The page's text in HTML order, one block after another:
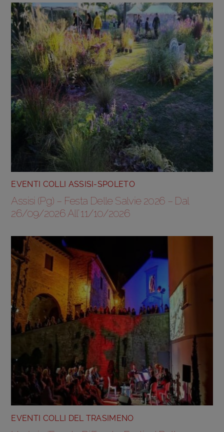
EVENTI COLLI ASSISI-SPOLETO
Assisi (Pg) – Festa Delle Salvie 2026 – Dal
26/09/2026 All’ 11/10/2026
EVENTI COLLI DEL TRASIMENO